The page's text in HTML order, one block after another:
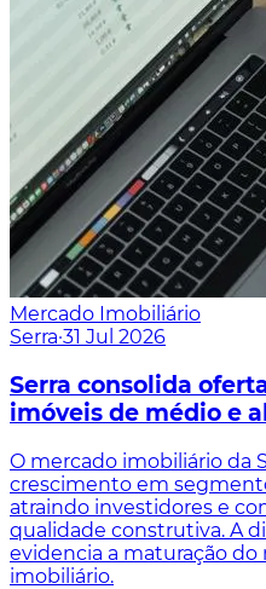
Mercado Imobiliário
Serra·31 Jul 2026
Serra consolida
imóveis de médio e
O mercado imobiliário da
crescimento em
atraindo investidores e
qualidade construtiva. A
evidencia a maturação
imobiliário.